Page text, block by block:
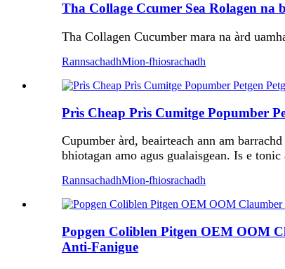
Tha Collage Ccumer Sea Rolagen
Tha Collagen Cucumber mara na àrd
RannsachadhMion-fhiosrachadh
Prìs Cheap Prìs Cumitge Popumber
Cupumber àrd, beairteach ann am
bhiotagan amo agus gualaisgean. Is e
RannsachadhMion-fhiosrachadh
Popgen Coliblen Pitgen OEM OOM
Anti-Fanigue